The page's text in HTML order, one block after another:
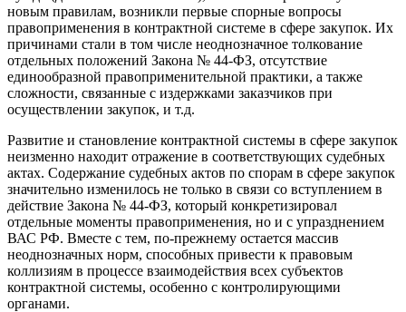
новым правилам, возникли первые спорные вопросы
правоприменения в контрактной системе в сфере закупок. Их
причинами стали в том числе неоднозначное толкование
отдельных положений Закона № 44-ФЗ, отсутствие
единообразной правоприменительной практики, а также
сложности, связанные с издержками заказчиков при
осуществлении закупок, и т.д.
Развитие и становление контрактной системы в сфере закупок
неизменно находит отражение в соответствующих судебных
актах. Содержание судебных актов по спорам в сфере закупок
значительно изменилось не только в связи со вступлением в
действие Закона № 44-ФЗ, который конкретизировал
отдельные моменты правоприменения, но и с упразднением
ВАС РФ. Вместе с тем, по-прежнему остается массив
неоднозначных норм, способных привести к правовым
коллизиям в процессе взаимодействия всех субъектов
контрактной системы, особенно с контролирующими
органами.